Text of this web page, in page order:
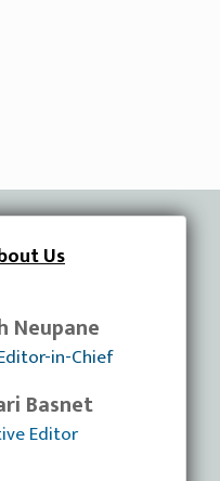
Us
Neupane
in-Chief
Basnet
Editor